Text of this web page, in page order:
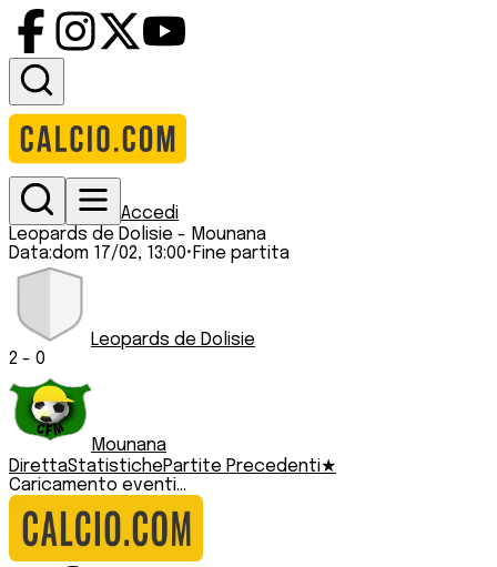
Accedi
Leopards de Dolisie - Mounana
Data:dom 17/02, 13:00• Fine partita
Leopards de Dolisie
2 - 0
Mounana
DirettaStatistichePartite Precedenti★
Caricamento eventi...